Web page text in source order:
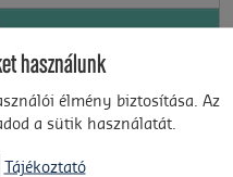
használunk
élmény biztosítása. Az
a sütik használatát.
Tájékoztató